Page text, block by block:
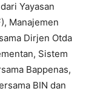
Yayasan
Manajemen
Dirjen Otda
Sistem
Bappenas,
BIN dan